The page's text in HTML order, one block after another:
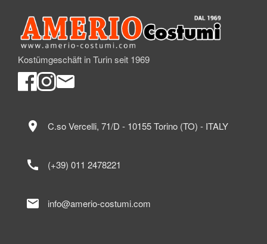
Kostümgeschäft in Turin seit 1969
location_on C.so Vercelli, 71/D - 10155 Torino (TO) - ITALY
call (+39) 011 2478221
mail info@amerio-costumi.com